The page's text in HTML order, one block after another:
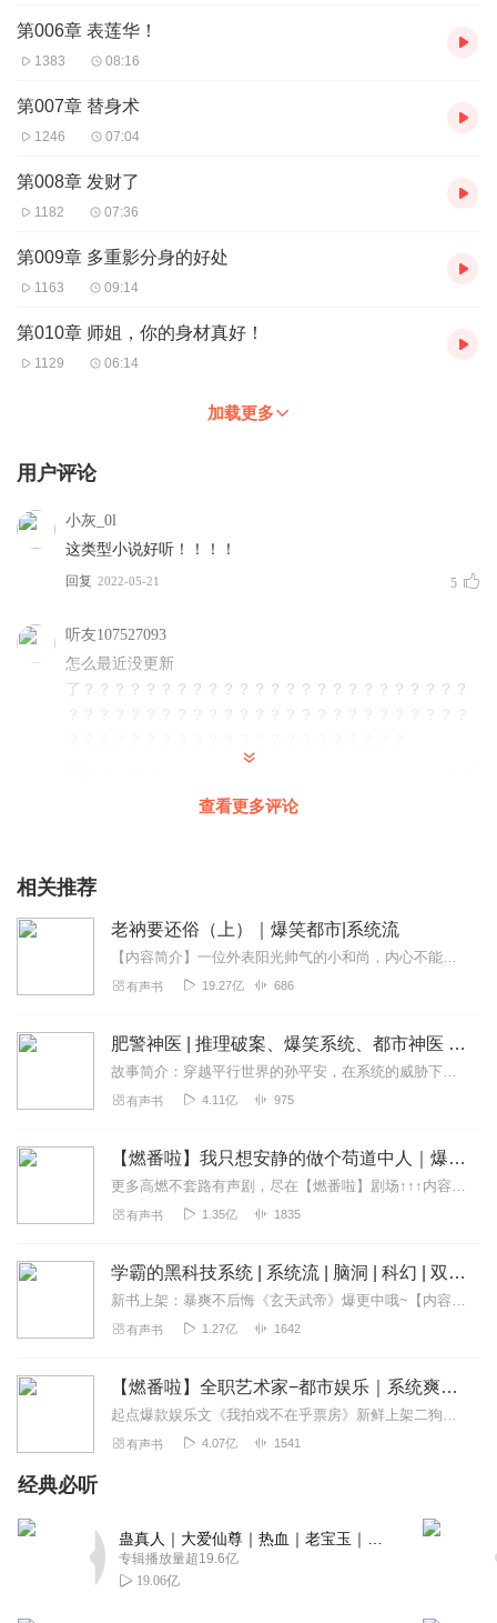
第006章 表莲华！
1383 08:16
第007章 替身术
1246 07:04
第008章 发财了
1182 07:36
第009章 多重影分身的好处
1163 09:14
第010章 师姐，你的身材真好！
1129 06:14
加载更多
用户评论
小灰_0l
这类型小说好听！！！！
回复 2022-05-21 5
听友107527093
怎么最近没更新
了？？？？？？？？？？？？？？？？？？？？？？？？？
？？？？？？？？？？？？？？？？？？？？？？？？？？
纪录保持者为主。你是不是也不知道自己怎么办，，你是不
2022-10-26
听友407945444
2022-07-14 1
Demon_phi
2023-05-30 0
听友460073488
2023-04-16 0
佬大鸽
2022-05-26 5
听友406645605
无脑爽文，你一个身体孱弱的人对战一个剑修哪怕开了一
2022-07-31
查看更多评论
相关推荐
老衲要还俗（上）｜爆笑都市|系统流
【内容简介】一位外表阳光帅气的小和尚，内心不能免俗的小和尚被无良系统给绑架了。从此之后，方正小主持带着他的几个逗比耍宝的徒弟展开一场爆笑之旅。【作者/主播简介】...
有声书 19.27亿 686
肥警神医 | 推理破案、爆笑系统、都市神医 | 多人有声剧（有声的紫襟）
故事简介：穿越平行世界的孙平安，在系统的威胁下成为了一名警察。为了能被开除，开开心心做一个神医。孙平安走上了一条大错不犯，小错不断的爆笑警察之路。声音出演：旁...
有声书 4.11亿 975
【燃番啦】我只想安静的做个苟道中人｜爆笑&系统｜轻松魔道修仙｜精品多人有声剧 平分仙道
更多高燃不套路有声剧，尽在【燃番啦】剧场↑↑↑内容简介“叮咚！智能修真系统竭诚为您服务！”“我尼玛天津卫来的系统！？”裴凌深谙苟之一道，得到“智障”修真系统后...
有声书 1.35亿 1835
学霸的黑科技系统 | 系统流 | 脑洞 | 科幻 | 双播
新书上架：暴爽不后悔《玄天武帝》爆更中哦~【内容简介】“系统，积分能兑钱吗？”“不能。”“干，那我要你何用！”“本系统能让你当上学爸，全人类爸爸的爸，你还要钱有...
有声书 1.27亿 1642
【燃番啦】全职艺术家−都市娱乐｜系统爽文｜肌肉人&菜鱼&二狗子领衔
起点爆款娱乐文《我拍戏不在乎票房》新鲜上架二狗子男主&菜鱼女主&肌肉人旁白｜娱乐明星｜系统爽文点击收听吧>>更多好听不套路的燃情有声剧，尽在燃番啦剧场↓每晚...
有声书 4.07亿 1541
经典必听
专辑播放量超19.6亿
19.06亿